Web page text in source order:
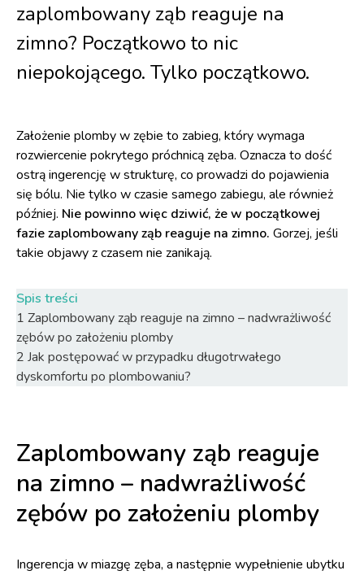
zaplombowany ząb reaguje na
zimno? Początkowo to nic
niepokojącego. Tylko początkowo.
Założenie plomby w zębie to zabieg, który wymaga
rozwiercenie pokrytego próchnicą zęba. Oznacza to dość
ostrą ingerencję w strukturę, co prowadzi do pojawienia
się bólu. Nie tylko w czasie samego zabiegu, ale również
później. Nie powinno więc dziwić, że w początkowej
fazie zaplombowany ząb reaguje na zimno. Gorzej, jeśli
takie objawy z czasem nie zanikają.
Spis treści
1 Zaplombowany ząb reaguje na zimno – nadwrażliwość
zębów po założeniu plomby
2 Jak postępować w przypadku długotrwałego
dyskomfortu po plombowaniu?
Zaplombowany ząb reaguje
na zimno – nadwrażliwość
zębów po założeniu plomby
Ingerencja w miazgę zęba, a następnie wypełnienie ubytku